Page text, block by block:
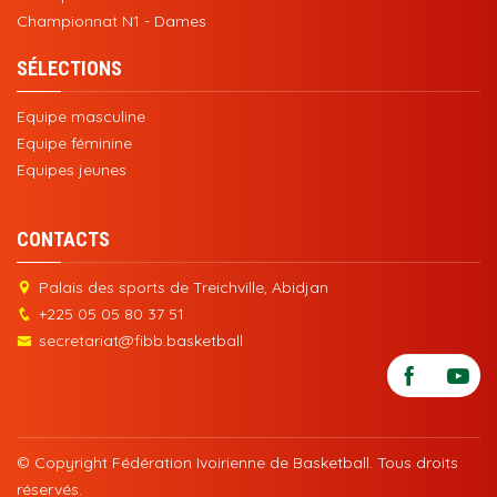
Championnat N1 - Dames
SÉLECTIONS
Equipe masculine
Equipe féminine
Equipes jeunes
CONTACTS
Palais des sports de Treichville, Abidjan
+225 05 05 80 37 51
secretariat@fibb.basketball
© Copyright Fédération Ivoirienne de Basketball. Tous droits
réservés.